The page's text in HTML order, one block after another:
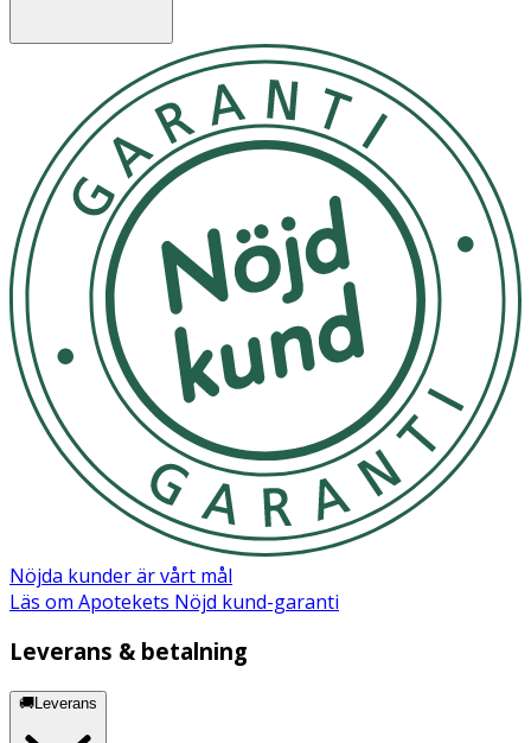
- Använd tillsammans med ett vattenbaserat glidmedel
för en ännu skönare upplevelse. För att bevara den
silkeslena silikonytan ska du undvika att använda
silikonbaserade glidmedel.
- På grund av sin vattentäta efterbehandling (IPX7)
kommer produkten att hålla sig hygienisk och lätt att
hålla ren.
- Efter användning, skölj med ljummet vatten och rengör
med mild tvål och vatten. Skaka av överflödigt vatten och
låt produkten lufttorka.
- Används vid behov.
- Utsätt ej för direkt solljus.
Nöjda kunder är vårt mål
Läs om Apotekets Nöjd kund-garanti
Leverans & betalning
🚚Leverans